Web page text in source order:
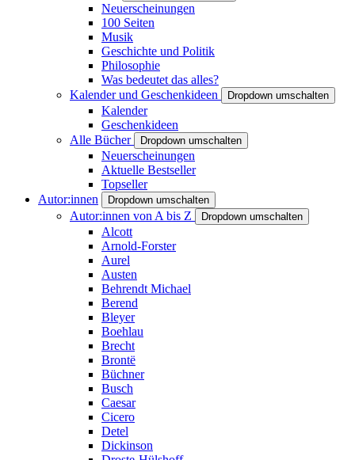
Neuerscheinungen
100 Seiten
Musik
Geschichte und Politik
Philosophie
Was bedeutet das alles?
Kalender und Geschenkideen
Dropdown umschalten
Kalender
Geschenkideen
Alle Bücher
Dropdown umschalten
Neuerscheinungen
Aktuelle Bestseller
Topseller
Autor:innen
Dropdown umschalten
Autor:innen von A bis Z Dropdown umschalten
Alcott
Arnold-Forster
Aurel
Austen
Behrendt Michael
Berend
Bleyer
Boehlau
Brecht
Brontë
Büchner
Busch
Caesar
Cicero
Detel
Dickinson